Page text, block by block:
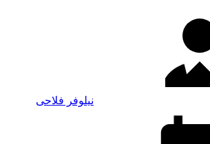
نیلوفر فلاحی